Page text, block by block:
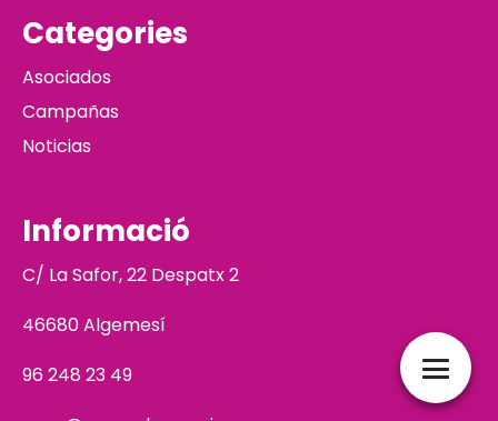
Categories
Asociados
Campañas
Noticias
Informació
C/ La Safor, 22 Despatx 2
46680 Algemesí
96 248 23 49